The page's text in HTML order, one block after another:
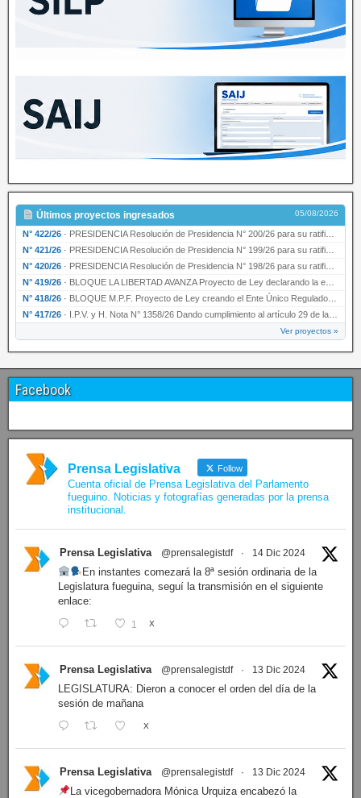
Últimos proyectos ingresados 05/08/2026
N° 422/26 · PRESIDENCIA Resolución de Presidencia N° 200/26 para su ratificación.
N° 421/26 · PRESIDENCIA Resolución de Presidencia N° 199/26 para su ratificación.
N° 420/26 · PRESIDENCIA Resolución de Presidencia N° 198/26 para su ratificación.
N° 419/26 · BLOQUE LA LIBERTAD AVANZA Proyecto de Ley declarando la esencialidad del servicio educativ…
N° 418/26 · BLOQUE M.P.F. Proyecto de Ley creando el Ente Único Regulador de servicios públicos de la …
N° 417/26 · I.P.V. y H. Nota N° 1358/26 Dando cumplimiento al artículo 29 de la Ley provincial N° 1399…
Ver proyectos »
Facebook
Prensa Legislativa Follow
Cuenta oficial de Prensa Legislativa del Parlamento
fueguino. Noticias y fotografías generadas por la prensa
institucional.
Prensa Legislativa @prensalegistdf · 14 Dic 2024
En instantes comezará la 8ª sesión ordinaria de la
Legislatura fueguina, seguí la transmisión en el siguiente
enlace:
1 X
Prensa Legislativa @prensalegistdf · 13 Dic 2024
LEGISLATURA: Dieron a conocer el orden del día de la
sesión de mañana
X
Prensa Legislativa @prensalegistdf · 13 Dic 2024
La vicegobernadora Mónica Urquiza encabezó la